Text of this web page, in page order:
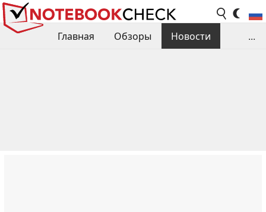
Главная Обзоры
Новости
...